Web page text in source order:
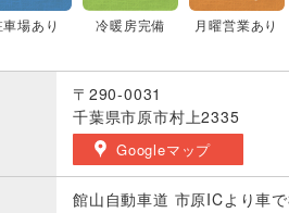
車場あり 冷暖房完備 月曜営業あり
〒290-0031
千葉県市原市村上2335
Googleマップ
館山自動車道 市原ICより車